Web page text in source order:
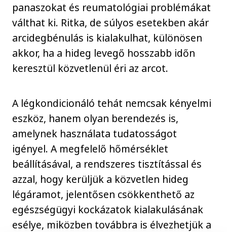
panaszokat és reumatológiai problémákat
válthat ki. Ritka, de súlyos esetekben akár
arcidegbénulás is kialakulhat, különösen
akkor, ha a hideg levegő hosszabb időn
keresztül közvetlenül éri az arcot.
A légkondicionáló tehát nemcsak kényelmi
eszköz, hanem olyan berendezés is,
amelynek használata tudatosságot
igényel. A megfelelő hőmérséklet
beállításával, a rendszeres tisztítással és
azzal, hogy kerüljük a közvetlen hideg
légáramot, jelentősen csökkenthető az
egészségügyi kockázatok kialakulásának
esélye, miközben továbbra is élvezhetjük a